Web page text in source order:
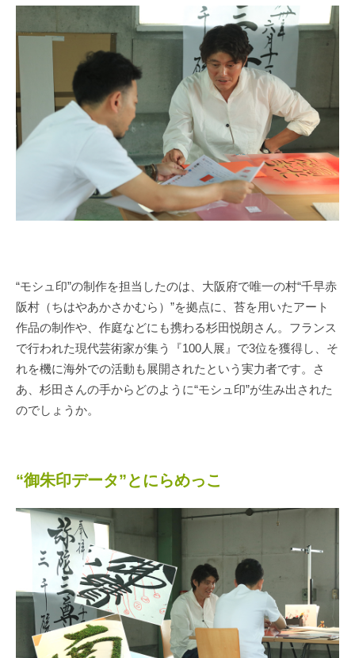
“モシュ印”の制作を担当したのは、大阪府で唯一の村“千早赤
阪村（ちはやあかさかむら）”を拠点に、苔を用いたアート
作品の制作や、作庭などにも携わる杉田悦朗さん。フランス
で行われた現代芸術家が集う『100人展』で3位を獲得し、そ
れを機に海外での活動も展開されたという実力者です。さ
あ、杉田さんの手からどのように“モシュ印”が生み出された
のでしょうか。
“御朱印データ”とにらめっこ